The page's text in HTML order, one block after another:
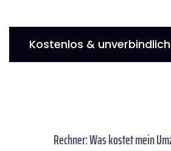
Kostenlos &
Rechner: Was kostet mein